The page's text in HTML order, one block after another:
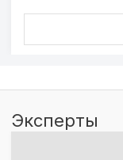
Эксперты